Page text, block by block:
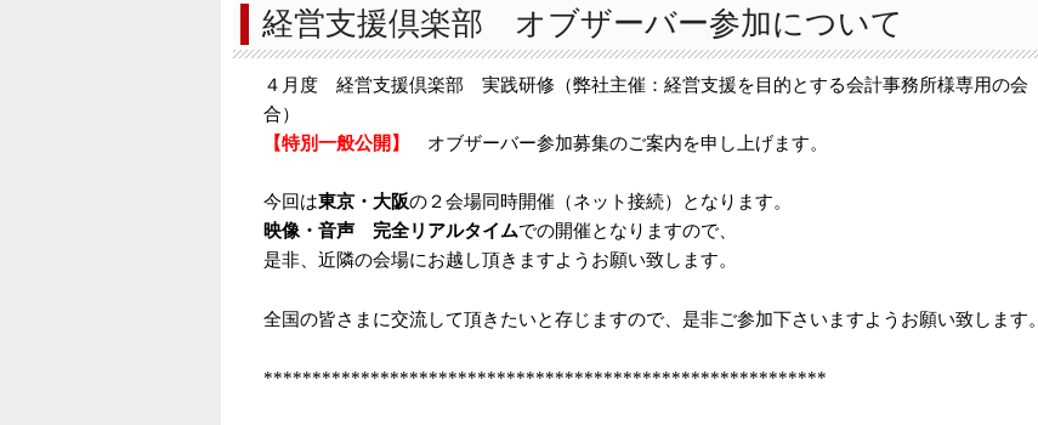
経営支援倶楽部 オブザーバー参加について
４月度 経営支援倶楽部 実践研修（弊社主催：経営支援を目的とする会計事務所様専用の会
合）
【特別一般公開】
オブザーバー参加募集のご案内を申し上げます。
今回は東京・大阪の２会場同時開催（ネット接続）となります。
映像・音声 完全リアルタイムでの開催となりますので、
是非、近隣の会場にお越し頂きますようお願い致します。
全国の皆さまに交流して頂きたいと存じますので、是非ご参加下さいますようお願い致します。
**********************************************************